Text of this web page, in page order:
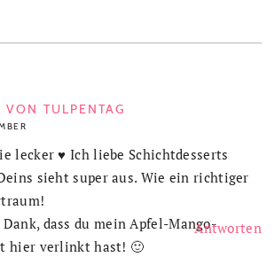
VON TULPENTAG
lecker ♥ Ich liebe Schichtdesserts
sieht super aus. Wie ein richtiger
dass du mein Apfel-Mango-
hier verlinkt hast! 🙂
Antworten